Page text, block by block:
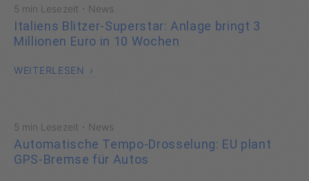
5 min Lesezeit · News
Italiens Blitzer-Superstar: Anlage bringt 3
Millionen Euro in 10 Wochen
WEITERLESEN
5 min Lesezeit · News
Automatische Tempo-Drosselung: EU plant
GPS-Bremse für Autos